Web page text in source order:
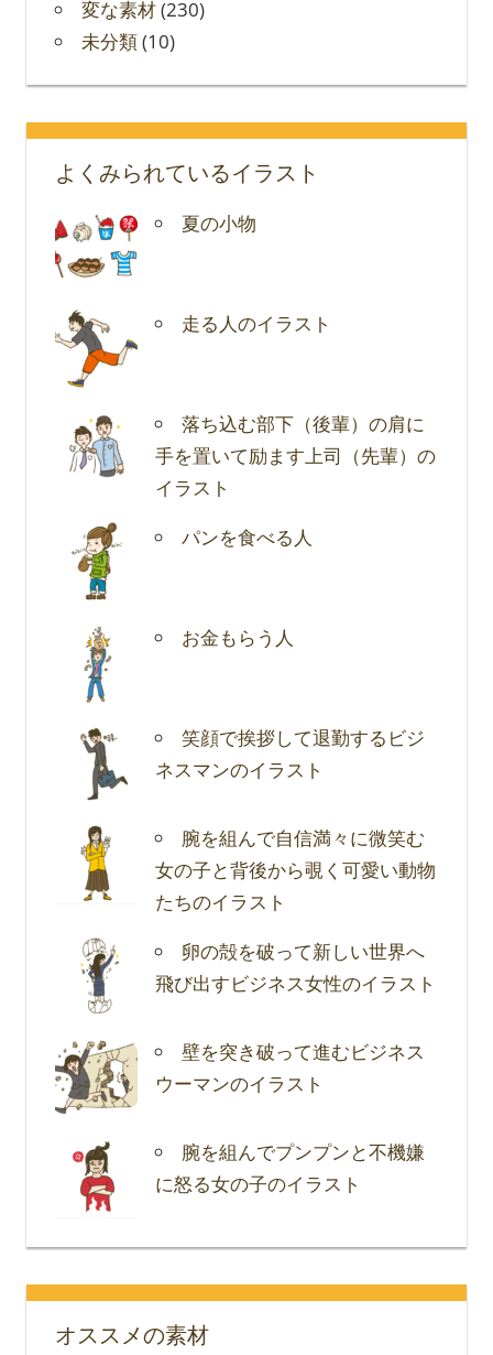
変な素材(230)
未分類(10)
よくみられているイラスト
夏の小物
走る人のイラスト
落ち込む部下（後輩）の肩に
手を置いて励ます上司（先輩）の
イラスト
パンを食べる人
お金もらう人
笑顔で挨拶して退勤するビジ
ネスマンのイラスト
腕を組んで自信満々に微笑む
女の子と背後から覗く可愛い動物
たちのイラスト
卵の殻を破って新しい世界へ
飛び出すビジネス女性のイラスト
壁を突き破って進むビジネス
ウーマンのイラスト
腕を組んでプンプンと不機嫌
に怒る女の子のイラスト
オススメの素材